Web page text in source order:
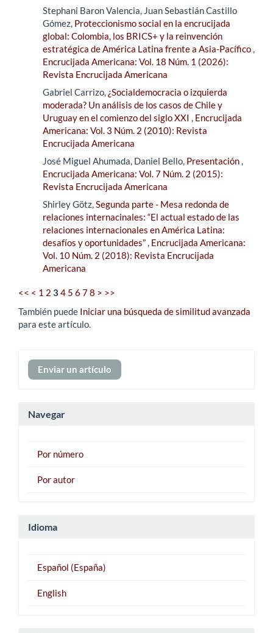
Stephani Baron Valencia, Juan Sebastián Castillo
Gómez, Proteccionismo social en la encrucijada
global: Colombia, los BRICS+ y la reinvención
estratégica de América Latina frente a Asia-Pacífico,
Encrucijada Americana: Vol. 18 Núm. 1 (2026):
Revista Encrucijada Americana
Gabriel Carrizo, ¿Socialdemocracia o izquierda
moderada? Un análisis de los casos de Chile y
Uruguay en el comienzo del siglo XXI , Encrucijada
Americana: Vol. 3 Núm. 2 (2010): Revista
Encrucijada Americana
José Miguel Ahumada, Daniel Bello, Presentación,
Encrucijada Americana: Vol. 7 Núm. 2 (2015):
Revista Encrucijada Americana
Shirley Götz,Segunda parte - Mesa redonda de
relaciones internacinales: “El actual estado de las
relaciones internacionales en América Latina:
desafíos y oportunidades”, Encrucijada Americana:
Vol. 10 Núm. 2 (2018): Revista Encrucijada
Americana
<< < 1 2 34 5 6 78 > >>
También puede Iniciar una búsqueda de similitud avanzada
para este artículo.
Enviar
un
Enviar un artículo
Navegar
Por número
Por autor
Idioma
Español (España)
English